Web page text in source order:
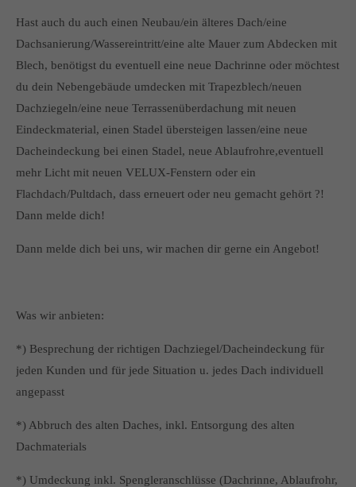
Hast auch du auch einen Neubau/ein älteres Dach/eine
Dachsanierung/Wassereintritt/eine alte Mauer zum Abdecken mit
Blech, benötigst du eventuell eine neue Dachrinne oder möchtest
du dein Nebengebäude umdecken mit Trapezblech/neuen
Dachziegeln/eine neue Terrassenüberdachung mit neuen
Eindeckmaterial, einen Stadel übersteigen lassen/eine neue
Dacheindeckung bei einen Stadel, neue Ablaufrohre,eventuell
mehr Licht mit neuen VELUX-Fenstern oder ein
Flachdach/Pultdach, dass erneuert oder neu gemacht gehört ?!
Dann melde dich!
Dann melde dich bei uns, wir machen dir gerne ein Angebot!
Was wir anbieten:
*) Besprechung der richtigen Dachziegel/Dacheindeckung für
jeden Kunden und für jede Situation u. jedes Dach individuell
angepasst
*) Abbruch des alten Daches, inkl. Entsorgung des alten
Dachmaterials
*) Umdeckung inkl. Spengleranschlüsse (Dachrinne, Ablaufrohr,